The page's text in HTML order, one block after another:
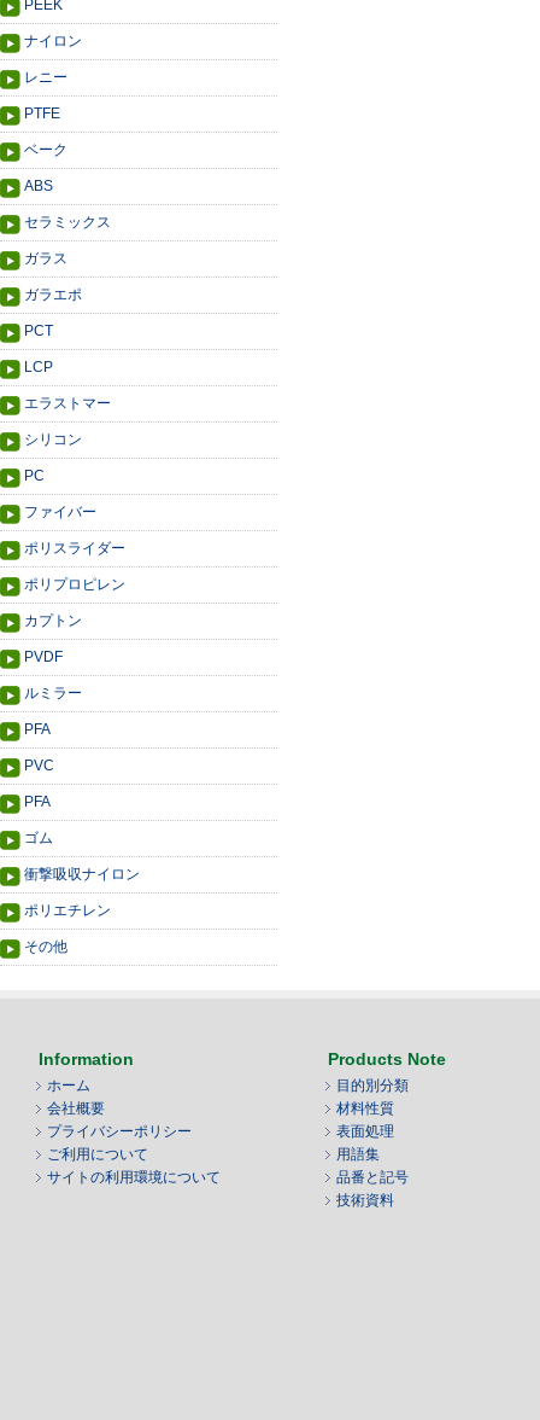
PEEK
ナイロン
レニー
PTFE
ベーク
ABS
セラミックス
ガラス
ガラエポ
PCT
LCP
エラストマー
シリコン
PC
ファイバー
ポリスライダー
ポリプロピレン
カプトン
PVDF
ルミラー
PFA
PVC
PFA
ゴム
衝撃吸収ナイロン
ポリエチレン
その他
Information
ホーム
会社概要
プライバシーポリシー
ご利用について
サイトの利用環境について
Products Note
目的別分類
材料性質
表面処理
用語集
品番と記号
技術資料